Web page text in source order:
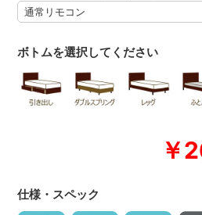
￥
ボトムを選択してください
仕様・スペック